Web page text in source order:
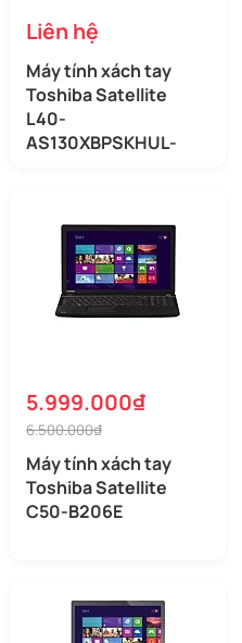
Liên hệ
Máy tính xách tay
Toshiba Satellite
L40-
AS130XBPSKHUL-
5.999.000₫
6.500.000₫
Máy tính xách tay
Toshiba Satellite
C50-B206E